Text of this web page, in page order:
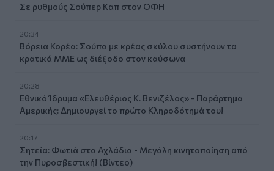
Σε ρυθμούς Σούπερ Καπ στον ΟΦΗ
20:34
Βόρεια Κορέα: Σούπα με κρέας σκύλου συστήνουν τα
κρατικά ΜΜΕ ως διέξοδο στον καύσωνα
20:28
Εθνικό Ίδρυμα «Ελευθέριος Κ. Βενιζέλος» - Παράρτημα
Αμερικής: Δημιουργεί το πρώτο Κληροδότημά του!
20:17
Σητεία: Φωτιά στα Αχλάδια - Μεγάλη κινητοποίηση από
την Πυροσβεστική! (Βίντεο)